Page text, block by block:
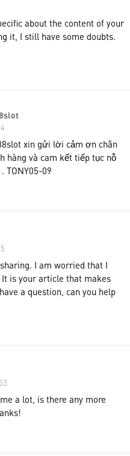
about the content of your
it, I still have some doubts.
xin gửi lời cảm ơn chân
hàng và cam kết tiếp tục nỗ
TONY05-09
I am worried that I
is your article that makes
a question, can you help
a lot, is there any more